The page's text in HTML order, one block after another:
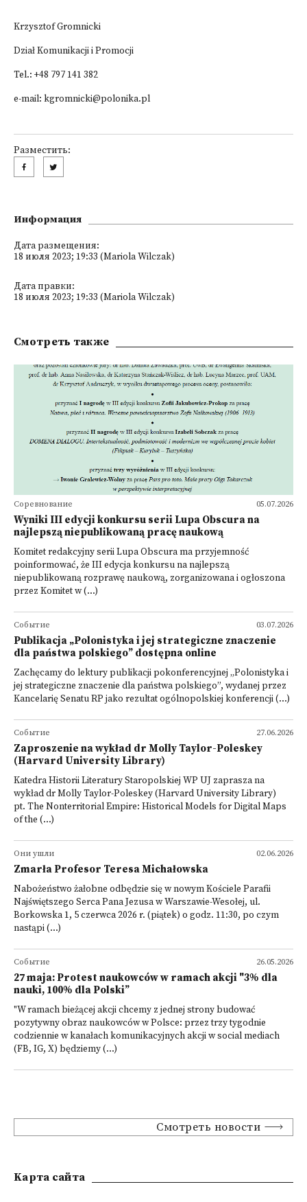
Krzysztof Gromnicki
Dział Komunikacji i Promocji
Tel.: +48 797 141 382
e-mail: kgromnicki@polonika.pl
Разместить:
Информация
Дата размещения:
18 июля 2023; 19:33 (Mariola Wilczak)
Дата правки:
18 июля 2023; 19:33 (Mariola Wilczak)
Смотреть также
05.07.2026
Соревнование
Wyniki III edycji konkursu serii Lupa Obscura na
najlepszą niepublikowaną pracę naukową
Komitet redakcyjny serii Lupa Obscura ma przyjemność
poinformować, że III edycja konkursu na najlepszą
niepublikowaną rozprawę naukową, zorganizowana i ogłoszona
przez Komitet w (...)
03.07.2026
Событие
Publikacja „Polonistyka i jej strategiczne znaczenie
dla państwa polskiego” dostępna online
Zachęcamy do lektury publikacji pokonferencyjnej „Polonistyka i
jej strategiczne znaczenie dla państwa polskiego”, wydanej przez
Kancelarię Senatu RP jako rezultat ogólnopolskiej konferencji (...)
27.06.2026
Событие
Zaproszenie na wykład dr Molly Taylor-Poleskey
(Harvard University Library)
Katedra Historii Literatury Staropolskiej WP UJ zaprasza na
wykład dr Molly Taylor-Poleskey (Harvard University Library)
pt. The Nonterritorial Empire: Historical Models for Digital Maps
of the (...)
02.06.2026
Они ушли
Zmarła Profesor Teresa Michałowska
Nabożeństwo żałobne odbędzie się w nowym Kościele Parafii
Najświętszego Serca Pana Jezusa w Warszawie-Wesołej, ul.
Borkowska 1, 5 czerwca 2026 r. (piątek) o godz. 11:30, po czym
nastąpi (...)
26.05.2026
Событие
27 maja: Protest naukowców w ramach akcji "3% dla
nauki, 100% dla Polski”
"W ramach bieżącej akcji chcemy z jednej strony budować
pozytywny obraz naukowców w Polsce: przez trzy tygodnie
codziennie w kanałach komunikacyjnych akcji w social mediach
(FB, IG, X) będziemy (...)
Смотреть новости
Kарта сайта